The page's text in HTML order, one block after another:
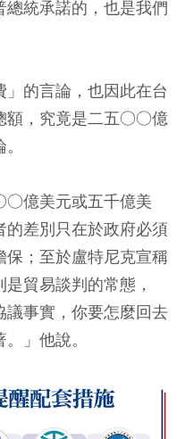
統承諾的，也是我們
的言論，也因此在台
額，究竟是二五○○億
億美元或五千億美
差別只在於政府必須
；至於盧特尼克宣稱
貿易談判的常態，
議事實，你要怎麼回去
」他說。